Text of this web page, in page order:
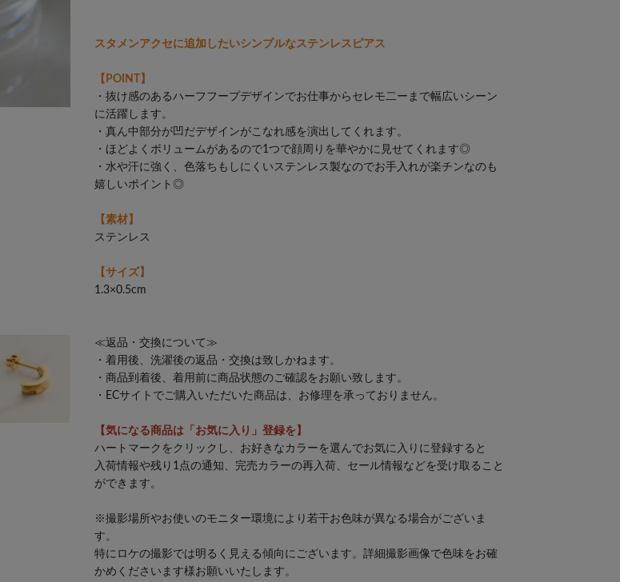
スタメンアクセに追加したいシンプルなステンレスピアス
【POINT】
・抜け感のあるハーフフープデザインでお仕事からセレモ二ーまで幅広いシーン
に活躍します。
・真ん中部分が凹だデザインがこなれ感を演出してくれます。
・ほどよくボリュームがあるので1つで顔周りを華やかに見せてくれます◎
・水や汗に強く、色落ちもしにくいステンレス製なのでお手入れが楽チンなのも
嬉しいポイント◎
【素材】
ステンレス
【サイズ】
1.3×0.5cm
≪返品・交換について≫
・着用後、洗濯後の返品・交換は致しかねます。
・商品到着後、着用前に商品状態のご確認をお願い致します。
・ECサイトでご購入いただいた商品は、お修理を承っておりません。
【気になる商品は「お気に入り」登録を】
ハートマークをクリックし、お好きなカラーを選んでお気に入りに登録すると
入荷情報や残り1点の通知、完売カラーの再入荷、セール情報などを受け取ること
ができます。
※撮影場所やお使いのモニター環境により若干お色味が異なる場合がございま
す。
特にロケの撮影では明るく見える傾向にございます。詳細撮影画像で色味をお確
かめくださいます様お願いいたします。